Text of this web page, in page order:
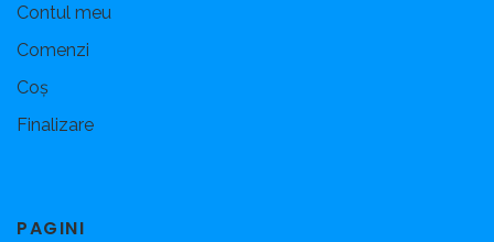
Contul meu
Comenzi
Coș
Finalizare
PAGINI